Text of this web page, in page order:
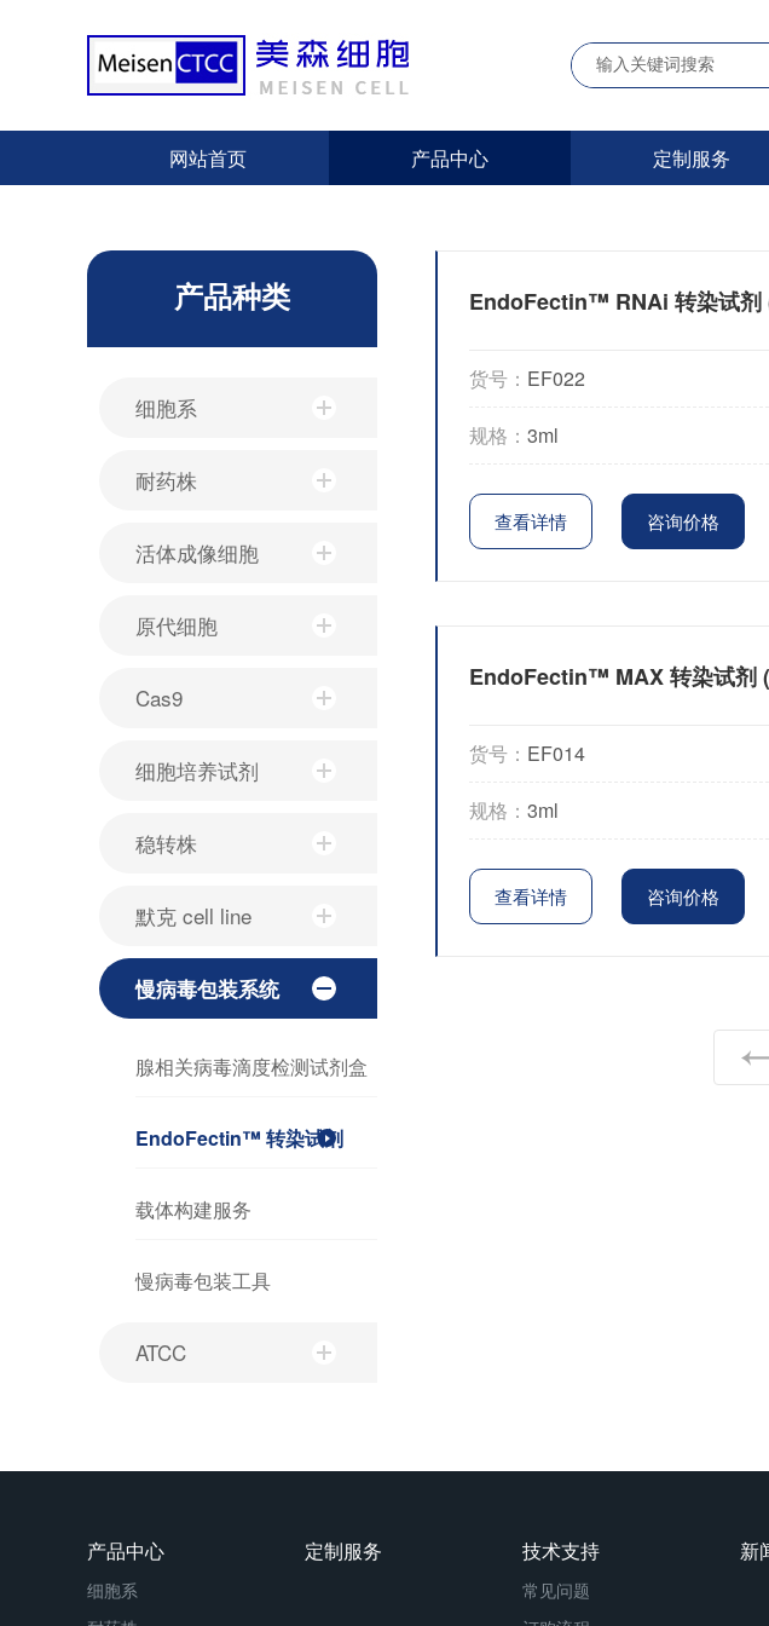
网站首页 产品中心 定制服务
产品种类
细胞系
耐药株
活体成像细胞
原代细胞
Cas9
细胞培养试剂
稳转株
默克 cell line
慢病毒包装系统
腺相关病毒滴度检测试剂盒
EndoFectin™ 转染试剂
载体构建服务
慢病毒包装工具
ATCC
EndoFectin™ RNAi 转染试剂
货号： EF022
规格： 3ml
查看详情 咨询价格
EndoFectin™ MAX 转染试剂
货号： EF014
规格： 3ml
查看详情 咨询价格
产品中心
细胞系
定制服务 技术支持
常见问题
新